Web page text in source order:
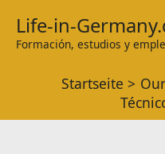
Inhalt
springen
Life-in-
Formación, estudios y
Startseite